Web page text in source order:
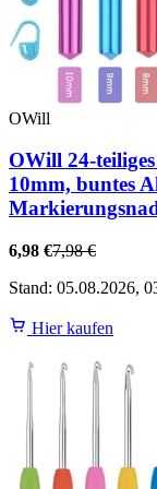
OWill
OWill 24-
10mm, buntes
6,98 €7,98 €
Stand: 05.08.2026,
Hier kaufen